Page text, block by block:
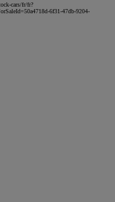
cars/fr/fr?
6f31-47db-9204-